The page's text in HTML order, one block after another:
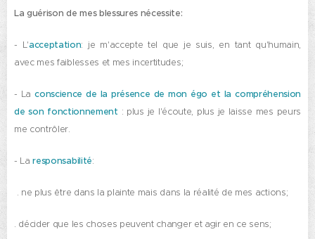
La guérison de mes blessures nécessite:
- L'acceptation: je m'accepte tel que je suis, en tant qu'humain,
avec mes faiblesses et mes incertitudes;
- Laconscience de la présence de mon égo et la compréhension
de son fonctionnement : plus je l'écoute, plus je laisse mes peurs
me contrôler.
- Laresponsabilité:
. ne plus être dans la plainte mais dans la réalité de mes actions;
. décider que les choses peuvent changer et agir en ce sens;